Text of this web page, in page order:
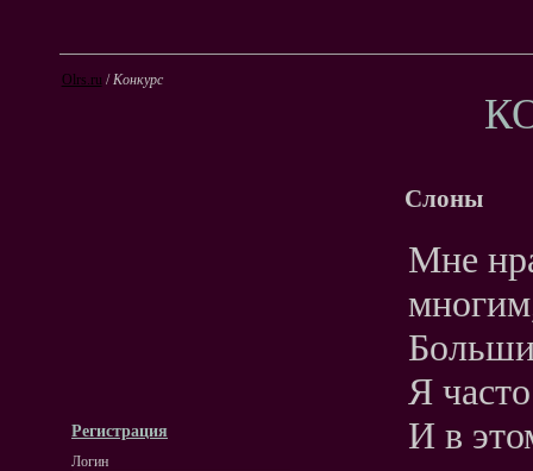
Olrs.ru /Конкурс
Регистрация
Логин
Слоны
Мне
Я
И в